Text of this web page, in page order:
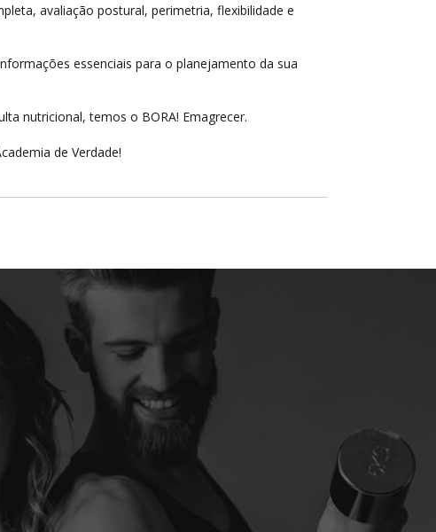
avaliação postural, perimetria, flexibilidade e
essenciais para o planejamento da sua
nutricional, temos o BORA! Emagrecer.
de Verdade!